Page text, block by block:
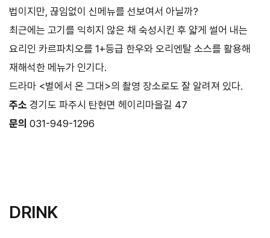
법이지만, 끊임없이 신메뉴를 선보여서 아닐까?
최근에는 고기를 익히지 않은 채 숙성시킨 후 얇게 썰어 내는
요리인 카르파치오를 1+등급 한우와 오리엔탈 소스를 활용해
재해석한 메뉴가 인기다.
드라마 <별에서 온 그대>의 촬영 장소로도 잘 알려져 있다.
주소 경기도 파주시 탄현면 헤이리마을길 47
문의 031-949-1296
DRINK